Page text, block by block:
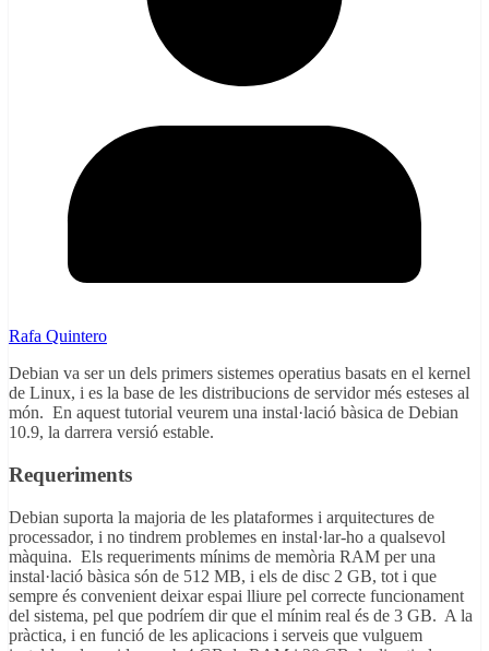
Rafa Quintero
Debian va ser un dels primers sistemes operatius basats en el kernel
de Linux, i es la base de les distribucions de servidor més esteses al
món. En aquest tutorial veurem una instal·lació bàsica de Debian
10.9, la darrera versió estable.
Requeriments
Debian suporta la majoria de les plataformes i arquitectures de
processador, i no tindrem problemes en instal·lar-ho a qualsevol
màquina. Els requeriments mínims de memòria RAM per una
instal·lació bàsica són de 512 MB, i els de disc 2 GB, tot i que
sempre és convenient deixar espai lliure pel correcte funcionament
del sistema, pel que podríem dir que el mínim real és de 3 GB. A la
pràctica, i en funció de les aplicacions i serveis que vulguem